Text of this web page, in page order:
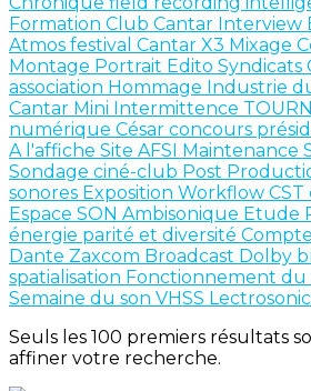
Formation Club Cantar Interview
Atmos festival Cantar X3 Mixage
Montage Portrait Edito Syndicats
association Hommage Industrie
Cantar Mini Intermittence
numérique César concours
A l'affiche Site AFSI Maintenance
Sondage ciné-club Post
sonores Exposition Workflow CST
Espace SON Ambisonique Etude
énergie parité et diversité
Dante Zaxcom Broadcast Dolby
spatialisation Fonctionnement du
Semaine du son VHSS
Seuls les 100 premiers résultats
affiner votre recherche.